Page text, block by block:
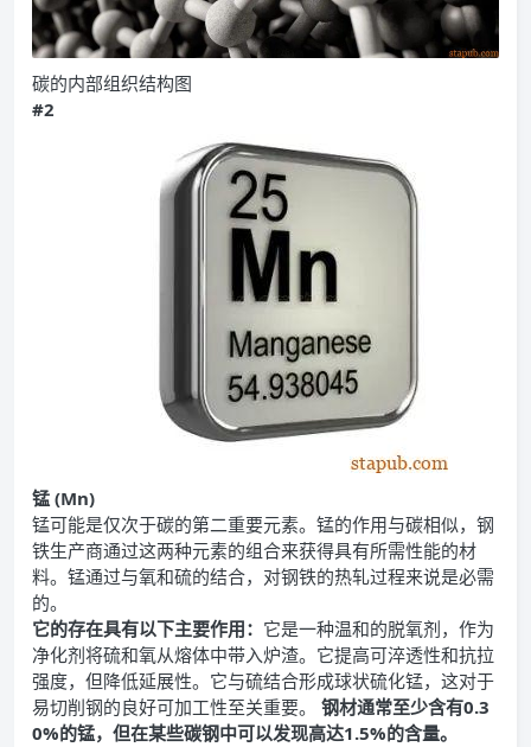
碳的内部组织结构图
#2
锰 (Mn)
锰可能是仅次于碳的第二重要元素。锰的作用与碳相似，钢
铁生产商通过这两种元素的组合来获得具有所需性能的材
料。锰通过与氧和硫的结合，对钢铁的热轧过程来说是必需
的。
它的存在具有以下主要作用： 它是一种温和的脱氧剂，作为
净化剂将硫和氧从熔体中带入炉渣。它提高可淬透性和抗拉
强度，但降低延展性。它与硫结合形成球状硫化锰，这对于
易切削钢的良好可加工性至关重要。
钢材通常至少含有0.3
0%的锰，但在某些碳钢中可以发现高达1.5%的含量。